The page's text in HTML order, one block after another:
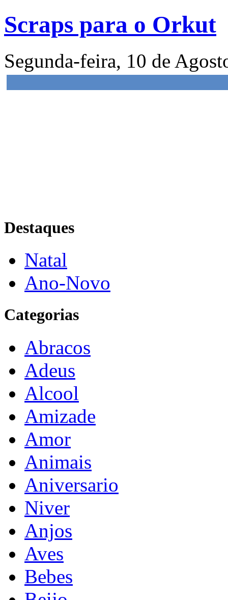
Scraps para o Orkut
Segunda-feira, 10 de
Destaques
Natal
Ano-Novo
Categorias
Abracos
Adeus
Alcool
Amizade
Amor
Animais
Aniversario
Niver
Anjos
Aves
Bebes